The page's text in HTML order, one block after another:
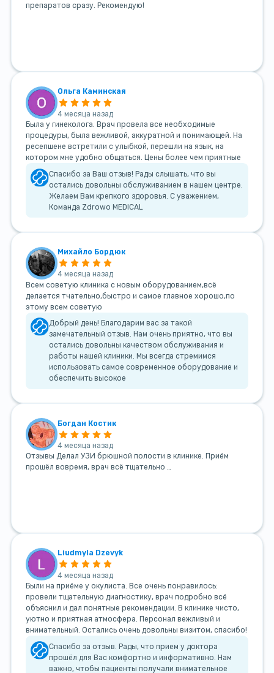
препаратов сразу. Рекомендую!
Ольга Каминская
4 месяца назад
Была у гинеколога. Врач провела все необходимые
процедуры, была вежливой, аккуратной и понимающей. На
ресепшене встретили с улыбкой, перешли на язык, на
котором мне удобно общаться. Цены более чем приятные
Спасибо за Ваш отзыв! Рады слышать, что вы
остались довольны обслуживанием в нашем центре.
Желаем Вам крепкого здоровья. С уважением,
Команда Zdrowo MEDICAL
Михайло Бордюк
4 месяца назад
Всем советую клиника с новым оборудованием,всё
делается тчательно,быстро и самое главное хорошо,по
этому всем советую
Добрый день! Благодарим вас за такой
замечательный отзыв. Нам очень приятно, что вы
остались довольны качеством обслуживания и
работы нашей клиники. Мы всегда стремимся
использовать самое современное оборудование и
обеспечить высокое
Богдан Костик
4 месяца назад
Отзывы Делал УЗИ брюшной полости в клинике. Приём
прошёл вовремя, врач всё тщательно …
Liudmyla Dzevyk
4 месяца назад
Были на приёме у окулиста. Все очень понравилось:
провели тщательную диагностику, врач подробно всё
объяснил и дал понятные рекомендации. В клинике чисто,
уютно и приятная атмосфера. Персонал вежливый и
внимательный. Остались очень довольны визитом, спасибо!
Спасибо за отзыв. Рады, что прием у доктора
прошёл для Вас комфортно и информативно. Нам
важно, чтобы пациенты получали внимательное